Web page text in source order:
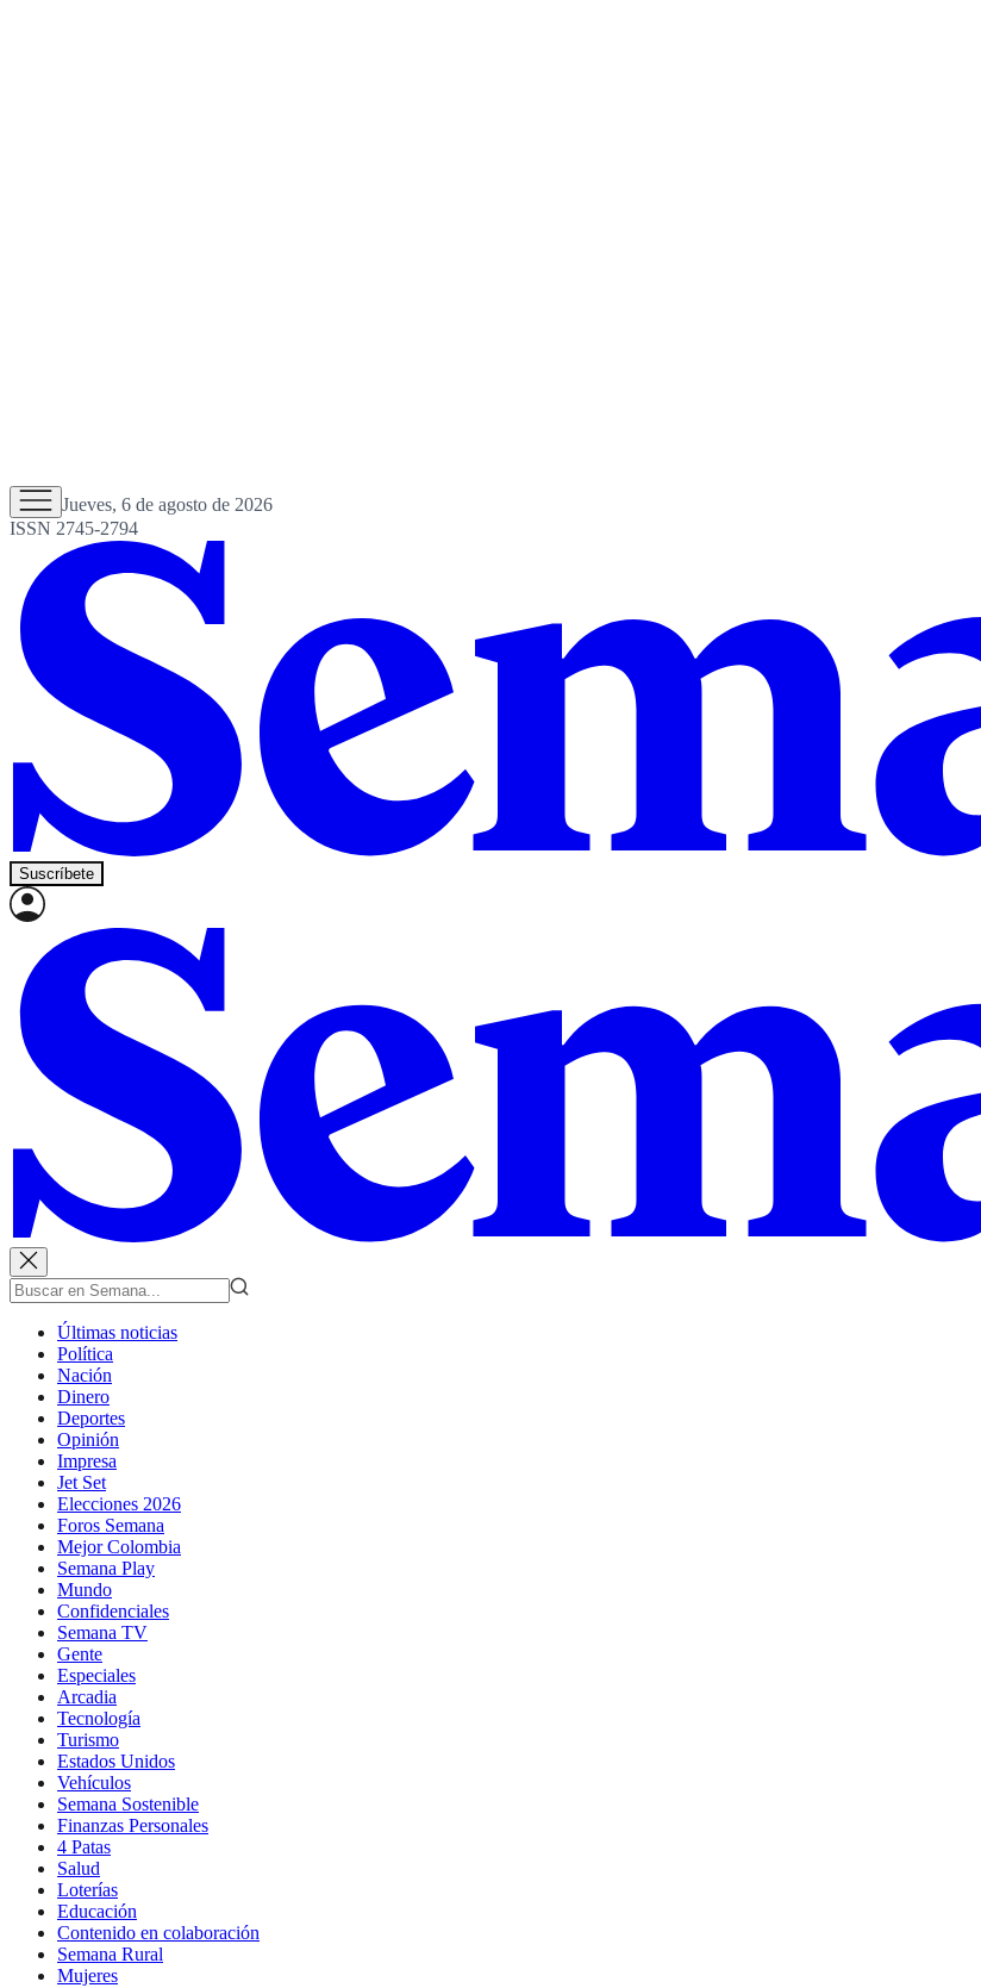
Jueves, 6 de agosto de 2026
ISSN 2745-2794
Suscríbete
Últimas noticias
Política
Nación
Dinero
Deportes
Opinión
Impresa
Jet Set
Elecciones 2026
Foros Semana
Mejor Colombia
Semana Play
Mundo
Confidenciales
Semana TV
Gente
Especiales
Arcadia
Tecnología
Turismo
Estados Unidos
Vehículos
Semana Sostenible
Finanzas Personales
4 Patas
Salud
Loterías
Educación
Contenido en colaboración
Semana Rural
Mujeres